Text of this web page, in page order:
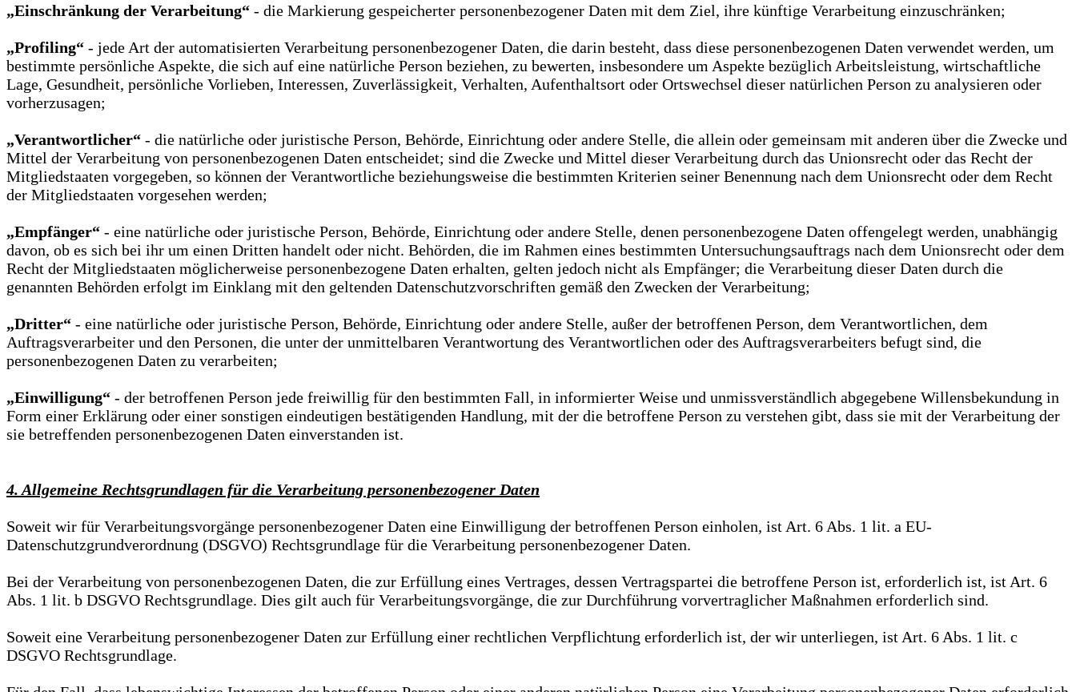
„Einschränkung der Verarbeitung“ - die Markierung gespeicherter personenbezogener Daten mit dem Ziel, ihre künftige Verarbeitung einzuschränken;
„Profiling“ - jede Art der automatisierten Verarbeitung personenbezogener Daten, die darin besteht, dass diese personenbezogenen Daten verwendet werden, um
bestimmte persönliche Aspekte, die sich auf eine natürliche Person beziehen, zu bewerten, insbesondere um Aspekte bezüglich Arbeitsleistung, wirtschaftliche
Lage, Gesundheit, persönliche Vorlieben, Interessen, Zuverlässigkeit, Verhalten, Aufenthaltsort oder Ortswechsel dieser natürlichen Person zu analysieren oder
vorherzusagen;
„Verantwortlicher“ - die natürliche oder juristische Person, Behörde, Einrichtung oder andere Stelle, die allein oder gemeinsam mit anderen über die Zwecke und
Mittel der Verarbeitung von personenbezogenen Daten entscheidet; sind die Zwecke und Mittel dieser Verarbeitung durch das Unionsrecht oder das Recht der
Mitgliedstaaten vorgegeben, so können der Verantwortliche beziehungsweise die bestimmten Kriterien seiner Benennung nach dem Unionsrecht oder dem Recht
der Mitgliedstaaten vorgesehen werden;
„Empfänger“ - eine natürliche oder juristische Person, Behörde, Einrichtung oder andere Stelle, denen personenbezogene Daten offengelegt werden, unabhängig
davon, ob es sich bei ihr um einen Dritten handelt oder nicht. Behörden, die im Rahmen eines bestimmten Untersuchungsauftrags nach dem Unionsrecht oder dem
Recht der Mitgliedstaaten möglicherweise personenbezogene Daten erhalten, gelten jedoch nicht als Empfänger; die Verarbeitung dieser Daten durch die
genannten Behörden erfolgt im Einklang mit den geltenden Datenschutzvorschriften gemäß den Zwecken der Verarbeitung;
„Dritter“ - eine natürliche oder juristische Person, Behörde, Einrichtung oder andere Stelle, außer der betroffenen Person, dem Verantwortlichen, dem
Auftragsverarbeiter und den Personen, die unter der unmittelbaren Verantwortung des Verantwortlichen oder des Auftragsverarbeiters befugt sind, die
personenbezogenen Daten zu verarbeiten;
„Einwilligung“ - der betroffenen Person jede freiwillig für den bestimmten Fall, in informierter Weise und unmissverständlich abgegebene Willensbekundung in
Form einer Erklärung oder einer sonstigen eindeutigen bestätigenden Handlung, mit der die betroffene Person zu verstehen gibt, dass sie mit der Verarbeitung der
sie betreffenden personenbezogenen Daten einverstanden ist.
4. Allgemeine Rechtsgrundlagen für die Verarbeitung personenbezogener Daten
Soweit wir für Verarbeitungsvorgänge personenbezogener Daten eine Einwilligung der betroffenen Person einholen, ist Art. 6 Abs. 1 lit. a EU-
Datenschutzgrundverordnung (DSGVO) Rechtsgrundlage für die Verarbeitung personenbezogener Daten.
Bei der Verarbeitung von personenbezogenen Daten, die zur Erfüllung eines Vertrages, dessen Vertragspartei die betroffene Person ist, erforderlich ist, ist Art. 6
Abs. 1 lit. b DSGVO Rechtsgrundlage. Dies gilt auch für Verarbeitungsvorgänge, die zur Durchführung vorvertraglicher Maßnahmen erforderlich sind.
Soweit eine Verarbeitung personenbezogener Daten zur Erfüllung einer rechtlichen Verpflichtung erforderlich ist, der wir unterliegen, ist Art. 6 Abs. 1 lit. c
DSGVO Rechtsgrundlage.